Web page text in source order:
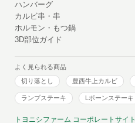
ハンバーグ
カルビ串・串
ホルモン・もつ鍋
3D部位ガイド
よく見られる商品
切り落とし
豊西牛上カルビ
ランプステーキ Lボーンステーキ
トヨニシファーム コーポレートサイト